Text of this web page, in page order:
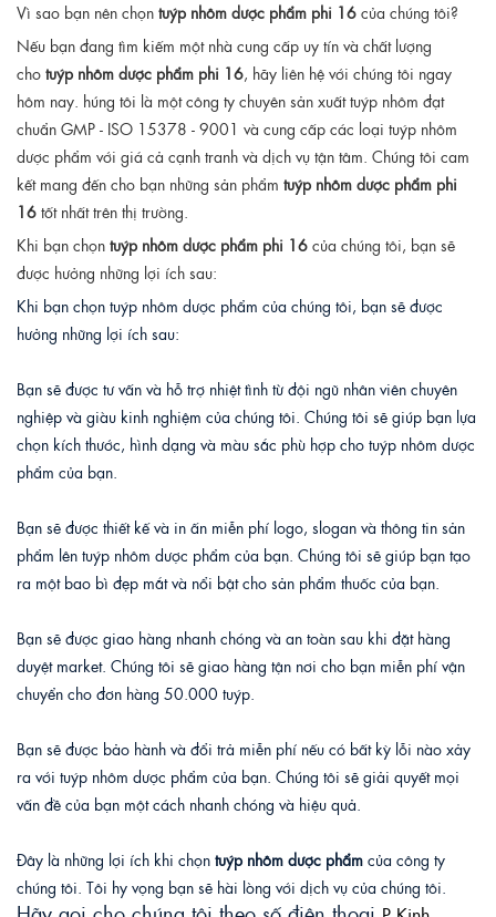
Vì sao bạn nên chọn tuýp nhôm dược phẩm phi 16 của chúng tôi?
Nếu bạn đang tìm kiếm một nhà cung cấp uy tín và chất lượng
cho tuýp nhôm dược phẩm phi 16, hãy liên hệ với chúng tôi ngay
hôm nay. húng tôi là một công ty chuyên sản xuất tuýp nhôm đạt
chuẩn GMP - ISO 15378 - 9001 và cung cấp các loại tuýp nhôm
dược phẩm với giá cả cạnh tranh và dịch vụ tận tâm. Chúng tôi cam
kết mang đến cho bạn những sản phẩm tuýp nhôm dược phẩm phi
16 tốt nhất trên thị trường.
Khi bạn chọn tuýp nhôm dược phẩm phi 16 của chúng tôi, bạn sẽ
được hưởng những lợi ích sau:
Khi bạn chọn tuýp nhôm dược phẩm của chúng tôi, bạn sẽ được
hưởng những lợi ích sau:
Bạn sẽ được tư vấn và hỗ trợ nhiệt tình từ đội ngũ nhân viên chuyên
nghiệp và giàu kinh nghiệm của chúng tôi. Chúng tôi sẽ giúp bạn lựa
chọn kích thước, hình dạng và màu sắc phù hợp cho tuýp nhôm dược
phẩm của bạn.
Bạn sẽ được thiết kế và in ấn miễn phí logo, slogan và thông tin sản
phẩm lên tuýp nhôm dược phẩm của bạn. Chúng tôi sẽ giúp bạn tạo
ra một bao bì đẹp mắt và nổi bật cho sản phẩm thuốc của bạn.
Bạn sẽ được giao hàng nhanh chóng và an toàn sau khi đặt hàng
duyệt market. Chúng tôi sẽ giao hàng tận nơi cho bạn miễn phí vận
chuyển cho đơn hàng 50.000 tuýp.
Bạn sẽ được bảo hành và đổi trả miễn phí nếu có bất kỳ lỗi nào xảy
ra với tuýp nhôm dược phẩm của bạn. Chúng tôi sẽ giải quyết mọi
vấn đề của bạn một cách nhanh chóng và hiệu quả.
Đây là những lợi ích khi chọn tuýp nhôm dược phẩm của công ty
chúng tôi. Tôi hy vọng bạn sẽ hài lòng với dịch vụ của chúng tôi.